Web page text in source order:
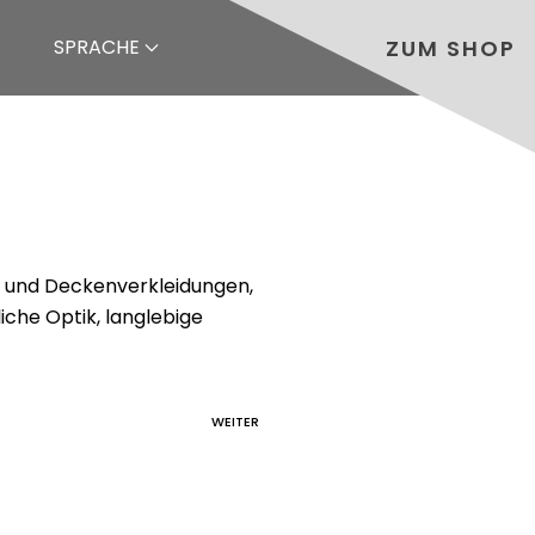
SPRACHE ZUM SHOP
Deckenverkleidungen,
Optik, langlebige
WEITER